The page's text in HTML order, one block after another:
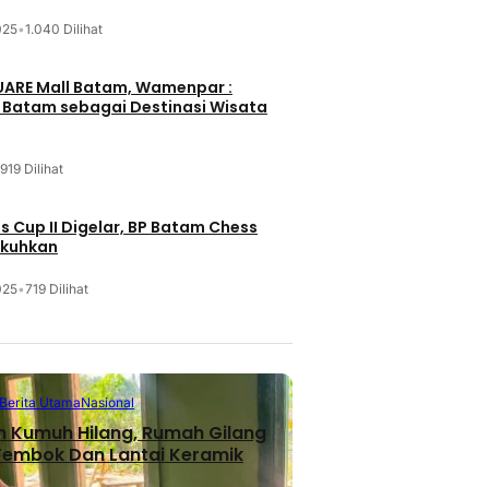
•1.040 Dilihat
Mall Batam, Wamenpar :
Batam sebagai Destinasi Wisata
919 Dilihat
Cup II Digelar, BP Batam Chess
•719 Dilihat
UtamaNasional
Kumuh Hilang, Rumah Gilang
Dan Lantai Keramik